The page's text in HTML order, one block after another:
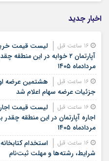
اخبار جدید
لیست قیمت
آپارتمان ۲ خوابه در این
مردادماه ۱۴۰۵
جزئیات عرضه سهام اعلام شد
لیست قیمت
اجاره آپارتمان در این منطقه
مردادماه ۱۴۰۵
استخدام
شرایط، رشته‌ها و مهلت ثبت‌نام